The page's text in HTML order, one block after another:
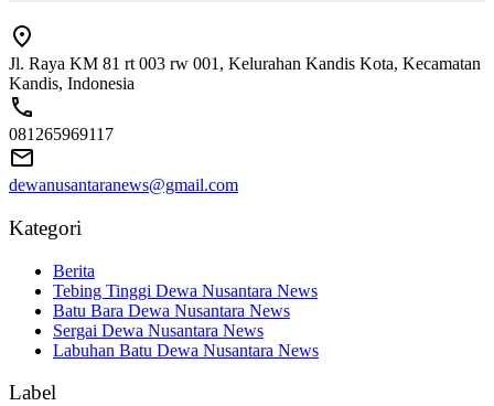
Jl. Raya KM 81 rt 003 rw 001, Kelurahan Kandis Kota, Kecamatan
Kandis, Indonesia
081265969117
dewanusantaranews@gmail.com
Kategori
Berita
Tebing Tinggi Dewa Nusantara News
Batu Bara Dewa Nusantara News
Sergai Dewa Nusantara News
Labuhan Batu Dewa Nusantara News
Label